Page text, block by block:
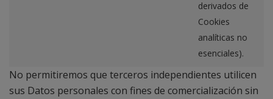
derivados de
Cookies
analíticas no
esenciales).
No permitiremos que terceros independientes utilicen
sus Datos personales con fines de comercialización sin